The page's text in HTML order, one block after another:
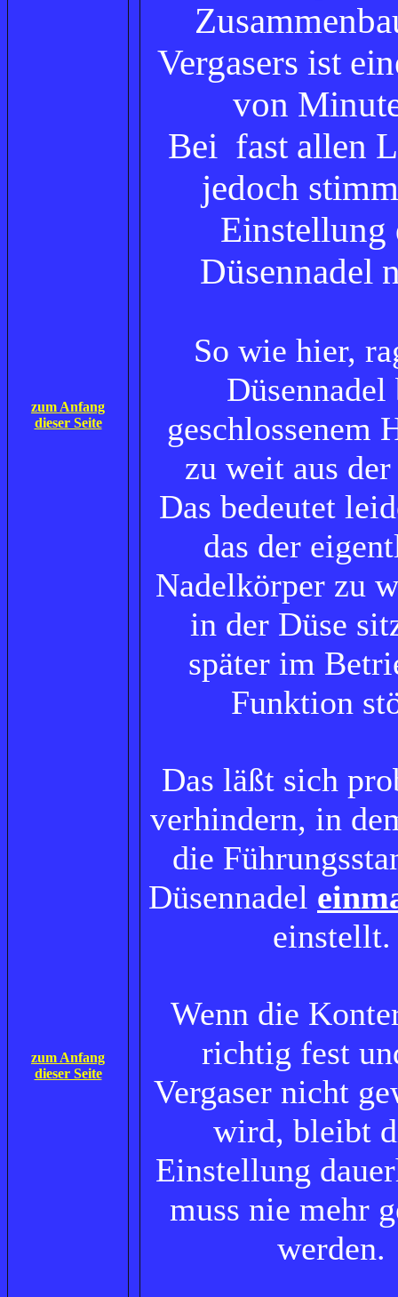
zum Anfang
dieser Seite
zum Anfang
dieser Seite
Vergasers ist
von
Bei fast allen
jedoch
Einstellung
Düsennadel
So wie hier,
Düsennadel
geschlossenem
zu weit aus
Das bedeutet
das der
Nadelkörper zu
in der Düse
später im
Funktion
Das läßt sich
verhindern, in
die
Düsennadel
einstellt.
Wenn die
richtig fest
Vergaser nicht
wird, bleibt
Einstellung
muss nie mehr
werden.